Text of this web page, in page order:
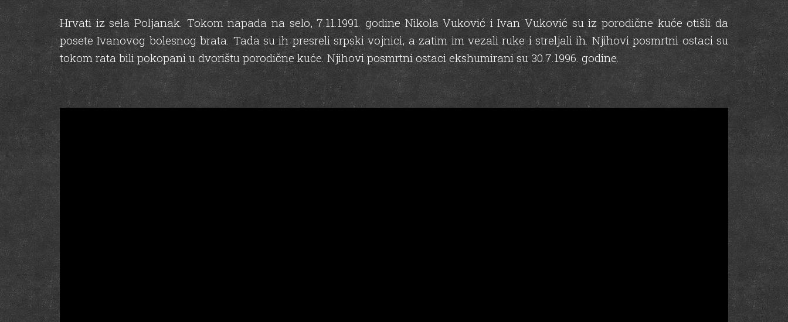
Hrvati iz sela Poljanak. Tokom napada na selo, 7.11.1991. godine Nikola Vuković i Ivan Vuković su iz porodične kuće otišli da
posete Ivanovog bolesnog brata. Tada su ih presreli srpski vojnici, a zatim im vezali ruke i streljali ih. Njihovi posmrtni ostaci su
tokom rata bili pokopani u dvorištu porodične kuće. Njihovi posmrtni ostaci ekshumirani su 30.7.1996. godine.